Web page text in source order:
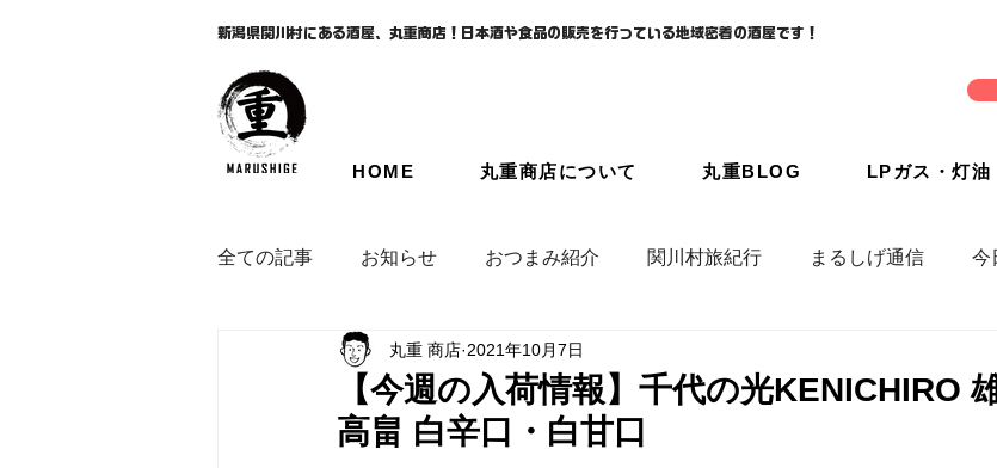
新潟県関川村にある酒屋、丸重商店！日本酒や食品の販売を行っている地域密着の酒屋です！
HOME 丸重商店について 丸重BLOG LPガス・灯油
全ての記事 お知らせ おつまみ紹介 関川村旅紀行 まるしげ通信 今
【今週の入荷情報】千代の光KENICHIRO
高畠 白辛口・白甘口
丸重 商店 2021年10月7日